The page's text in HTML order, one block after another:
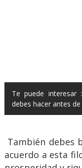
Te puede interesar :
debes hacer antes
También debes
acuerdo a esta